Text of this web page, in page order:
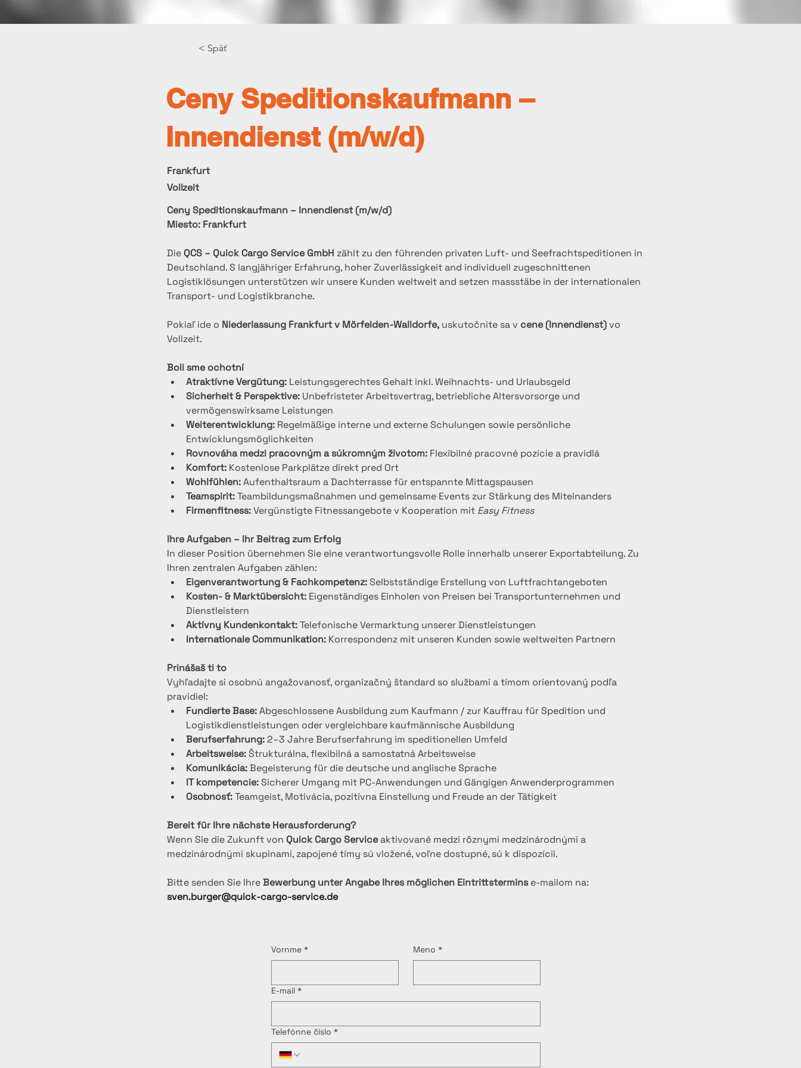
< Späť
Ceny Speditionskaufmann –
Innendienst (m/w/d)
Frankfurt
Vollzeit
Ceny Speditionskaufmann – Innendienst (m/w/d)
Miesto: Frankfurt
Die QCS – Quick Cargo Service GmbH zählt zu den führenden privaten Luft- und Seefrachtspeditionen in
Deutschland. S langjähriger Erfahrung, hoher Zuverlässigkeit and individuell zugeschnittenen
Logistiklösungen unterstützen wir unsere Kunden weltweit and setzen massstäbe in der internationalen
Transport- und Logistikbranche.
Pokiaľ ide o Niederlassung Frankfurt v Mörfelden-Walldorfe, uskutočnite sa v cene (Innendienst) vo
Vollzeit.
Boli sme ochotní
Atraktívne Vergütung: Leistungsgerechtes Gehalt inkl. Weihnachts- und Urlaubsgeld
Sicherheit & Perspektive: Unbefristeter Arbeitsvertrag, betriebliche Altersvorsorge und
vermögenswirksame Leistungen
Weiterentwicklung: Regelmäßige interne und externe Schulungen sowie persönliche
Entwicklungsmöglichkeiten
Rovnováha medzi pracovným a súkromným životom: Flexibilné pracovné pozície a pravidlá
Komfort: Kostenlose Parkplätze direkt pred Ort
Wohlfühlen: Aufenthaltsraum a Dachterrasse für entspannte Mittagspausen
Teamspirit: Teambildungsmaßnahmen und gemeinsame Events zur Stärkung des Miteinanders
Firmenfitness: Vergünstigte Fitnessangebote v Kooperation mit Easy Fitness
Ihre Aufgaben – Ihr Beitrag zum Erfolg
In dieser Position übernehmen Sie eine verantwortungsvolle Rolle innerhalb unserer Exportabteilung. Zu
Ihren zentralen Aufgaben zählen:
Eigenverantwortung & Fachkompetenz: Selbstständige Erstellung von Luftfrachtangeboten
Kosten- & Marktübersicht: Eigenständiges Einholen von Preisen bei Transportunternehmen und
Dienstleistern
Aktívny Kundenkontakt: Telefonische Vermarktung unserer Dienstleistungen
Internationale Communikation: Korrespondenz mit unseren Kunden sowie weltweiten Partnern
Prinášaš ti to
Vyhľadajte si osobnú angažovanosť, organizačný štandard so službami a tímom orientovaný podľa
pravidiel:
Fundierte Base: Abgeschlossene Ausbildung zum Kaufmann / zur Kauffrau für Spedition und
Logistikdienstleistungen oder vergleichbare kaufmännische Ausbildung
Berufserfahrung: 2–3 Jahre Berufserfahrung im speditionellen Umfeld
Arbeitsweise: Štrukturálna, flexibilná a samostatná Arbeitsweise
Komunikácia: Begeisterung für die deutsche und anglische Sprache
IT kompetencie: Sicherer Umgang mit PC-Anwendungen und Gängigen Anwenderprogrammen
Osobnosť: Teamgeist, Motivácia, pozitívna Einstellung und Freude an der Tätigkeit
Bereit für Ihre nächste Herausforderung?
Wenn Sie die Zukunft von Quick Cargo Service aktivované medzi rôznymi medzinárodnými a
medzinárodnými skupinami, zapojené tímy sú vložené, voľne dostupné, sú k dispozícii.
Bitte senden Sie Ihre Bewerbung unter Angabe Ihres möglichen Eintrittstermins e-mailom na:
sven.burger@quick-cargo-service.de
Vornme * Meno *
E-mail *
Telefónne číslo *